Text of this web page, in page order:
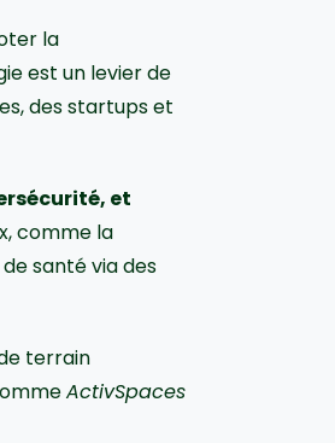
la
est un levier de
des startups et
et
comme la
santé via des
terrain
ActivSpaces